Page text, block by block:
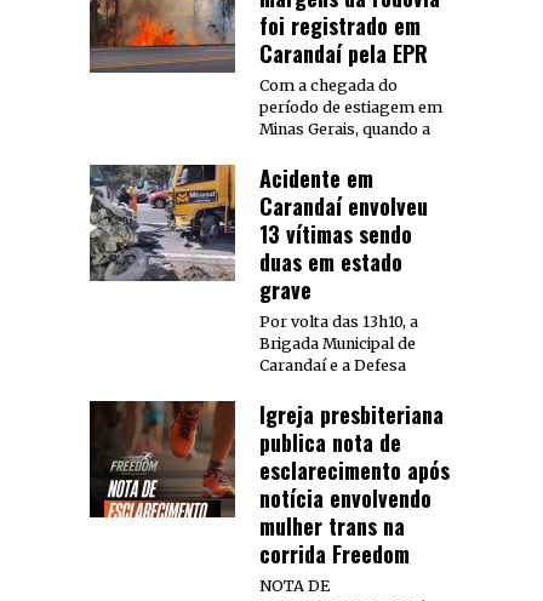
foi registrado em
Carandaí pela EPR
Com a chegada do
período de estiagem em
Minas Gerais, quando a
Acidente em
Carandaí envolveu
13 vítimas sendo
duas em estado
grave
Por volta das 13h10, a
Brigada Municipal de
Carandaí e a Defesa
Igreja presbiteriana
publica nota de
esclarecimento após
notícia envolvendo
mulher trans na
corrida Freedom
NOTA DE